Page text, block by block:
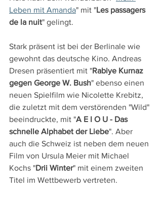
Leben mit Amanda" mit "Les passagers
de la nuit" gelingt.
Stark präsent ist bei der Berlinale wie
gewohnt das deutsche Kino. Andreas
Dresen präsentiert mit "Rabiye Kurnaz
gegen George W. Bush" ebenso einen
neuen Spielfilm wie Nicolette Krebitz,
die zuletzt mit dem verstörenden "Wild"
beeindruckte, mit "A E I O U - Das
schnelle Alphabet der Liebe". Aber
auch die Schweiz ist neben dem neuen
Film von Ursula Meier mit Michael
Kochs "Drii Winter" mit einem zweiten
Titel im Wettbewerb vertreten.